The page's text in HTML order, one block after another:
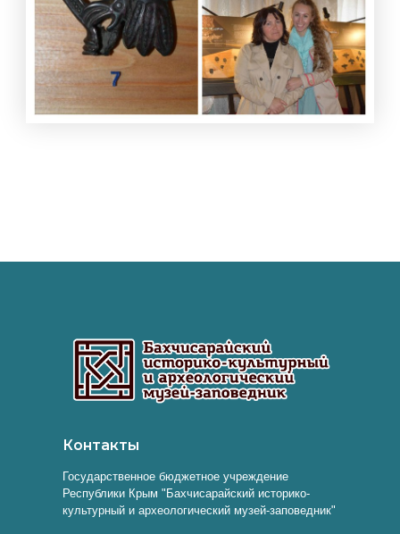
Контакты
Государственное бюджетное учреждение
Республики Крым "Бахчисарайский историко-
культурный и археологический музей-заповедник"